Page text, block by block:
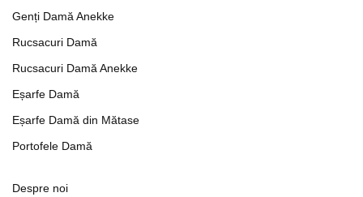
Genți Damă Anekke
Rucsacuri Damă
Rucsacuri Damă Anekke
Eșarfe Damă
Eșarfe Damă din Mătase
Portofele Damă
Despre noi